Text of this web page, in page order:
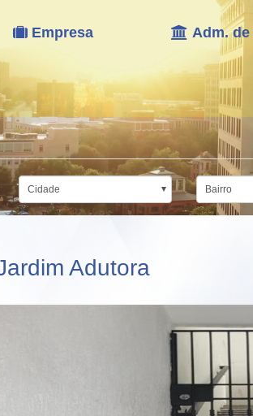
Empresa Adm. de
Cidade Bairro
Adutora